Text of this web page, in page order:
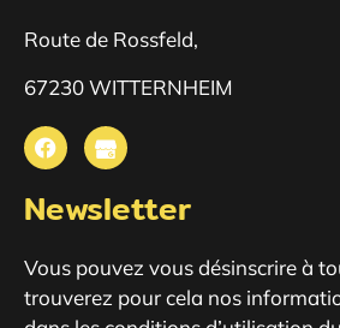
Route de Rossfeld,
67230 WITTERNHEIM
Newsletter
Vous pouvez vous désinscrire à
trouverez pour cela nos